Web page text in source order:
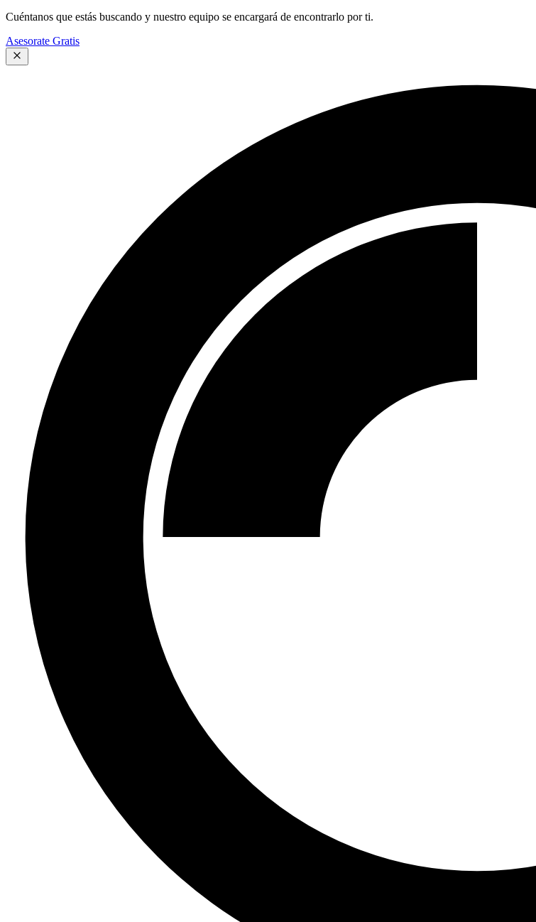
Cuéntanos que estás buscando y nuestro equipo se encargará de encontrarlo por ti.
Asesorate Gratis